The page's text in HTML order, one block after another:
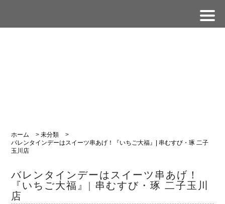
ホーム >未分類
>
バレンタインデーはスイーツ串あげ！『いちご大福』| 串むすび・琢 二子
玉川店
バレンタインデーはスイーツ串あげ！
『いちご大福』| 串むすび・琢 二子玉川
店